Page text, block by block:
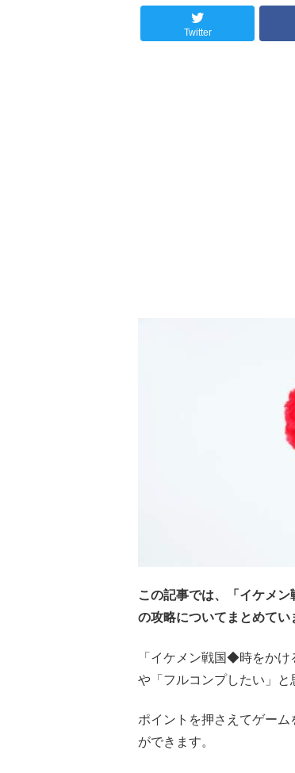
Twitter
この記事では、「イケメ
の攻略についてまとめてい
「イケメン戦国◆時をかけ
や「フルコンプしたい」と
ポイントを押さえてゲー
ができます。